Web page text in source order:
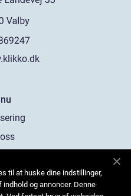
oss
til at huske dine indstillinger,
og annoncer. Denne